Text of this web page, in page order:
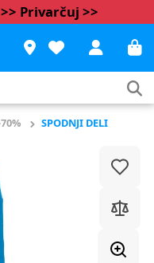
>> Privarčuj >>
SPODNJI DELI